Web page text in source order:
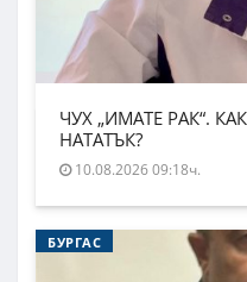
ЧУХ „ИМАТЕ РАК“.
НАТАТЪК?
10.08.2026 09:18ч.
БУРГАС